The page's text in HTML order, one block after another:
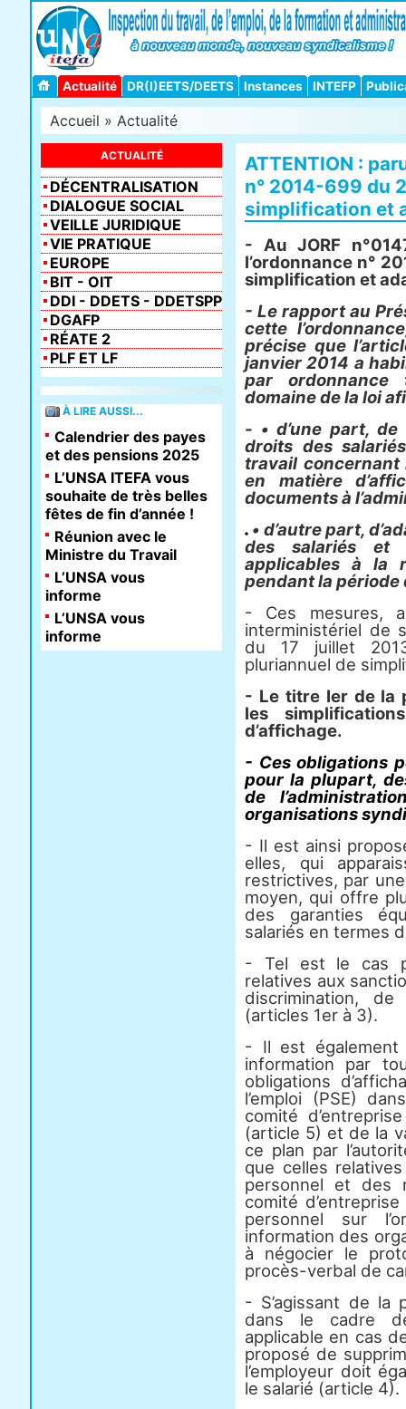
Actualité DR(I)EETS/DEETS Instances INTEFP
Accueil » Actualité
ATTENTION :
n° 2014-699 du
simplification et
- Au JORF
l’ordonnance n°
simplification et
- Le rapport au
cette
précise que
janvier 2014 a
par ordonnance
domaine de la loi
- • d’une part,
droits des
travail concernant
en matière
documents à
• d’autre part,
des salariés et
applicables à la
pendant la période
- Ces mesures,
interministériel de
du 17 juillet
pluriannuel de
- Le titre Ier de la
les
d’affichage.
- Ces obligations
pour la plupart,
de
organisations
- Il est ainsi
elles, qui
restrictives, par
moyen, qui offre
des garanties
salariés en termes
- Tel est le cas
relatives aux
discrimination,
(articles 1er à 3).
- Il est également
information par
obligations
l’emploi (PSE)
comité
(article 5) et de la
ce plan par
que celles
personnel et des
comité
personnel sur
information des
à négocier le
procès-verbal de
- S’agissant de la
dans le cadre
applicable en cas
proposé de
l’employeur doit
le salarié (article 4).
ACTUALITÉ
DÉCENTRALISATION
DIALOGUE SOCIAL
VEILLE JURIDIQUE
VIE PRATIQUE
EUROPE
BIT - OIT
DDI - DDETS - DDETSPP
DGAFP
RÉATE 2
PLF ET LF
À LIRE AUSSI...
Calendrier des payes
et des pensions 2025
L’UNSA ITEFA vous
souhaite de très belles
fêtes de fin d’année !
Réunion avec le
Ministre du Travail
L’UNSA vous
informe
L’UNSA vous
informe